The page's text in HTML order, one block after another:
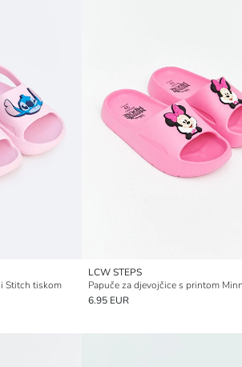
Stitch tiskom
LCW STEPS
6.95 EUR